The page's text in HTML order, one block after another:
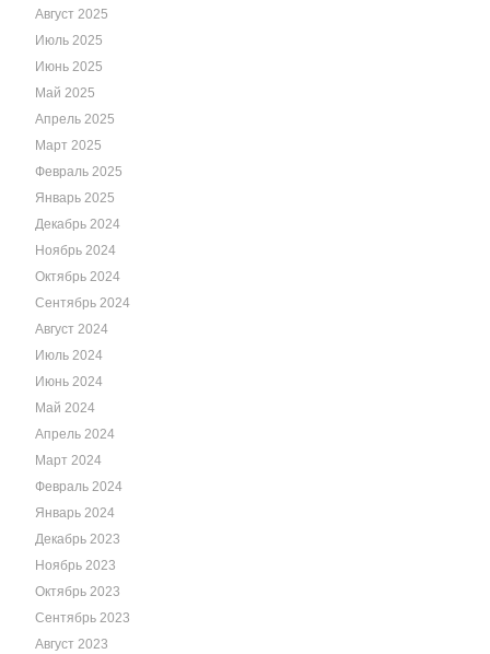
Август 2025
Июль 2025
Июнь 2025
Май 2025
Апрель 2025
Март 2025
Февраль 2025
Январь 2025
Декабрь 2024
Ноябрь 2024
Октябрь 2024
Сентябрь 2024
Август 2024
Июль 2024
Июнь 2024
Май 2024
Апрель 2024
Март 2024
Февраль 2024
Январь 2024
Декабрь 2023
Ноябрь 2023
Октябрь 2023
Сентябрь 2023
Август 2023